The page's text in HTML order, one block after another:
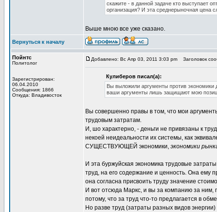
скажите - в данной задаче кто выступает
организация? И эта среднерыночная цена
Выше мною все уже сказано.
Вернуться к началу
Пойнтс
Политолог
Зарегистрирован:
06.04.2010
Сообщения: 1866
Откуда: Владивосток
Добавлено: Вс Апр 03, 2011 3:03 pm Заголовок
Кулиберов писал(а):
Вы выложили аргументы против экономики
ваши аргументы лишь защищают мою
Вы совершенно правы в том, что мои
трудовым затратам.
И, шо характерно, - деньги не привязаны к
некоей неидеальности их системы, как
СУЩЕСТВУЮЩЕЙ экономики, экономики
И эта буржуйская экономика трудовые
труд, на его содержание и ценность. Она ему
она согласна присвоить труду значение
И вот отсюда Маркс, и вы за компанию за ним,
потому, что за труд что-то предлагается в
Но разве труд (затраты разных видов